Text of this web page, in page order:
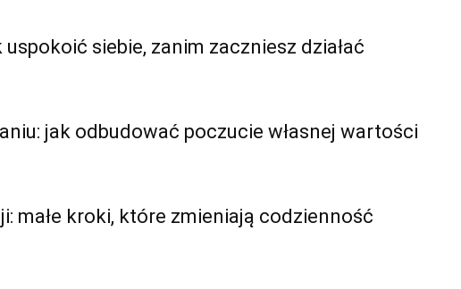
siebie, zanim zaczniesz działać
jak odbudować poczucie własnej wartości
małe kroki, które zmieniają codzienność